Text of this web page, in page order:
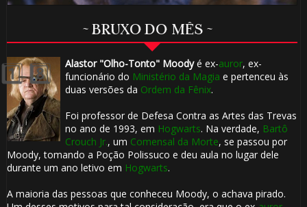
~ BRUXO DO MÊS ~
Alastor "Olho-Tonto" Moodyé ex-auror, ex-
funcionário do Ministério da Magia e pertenceu às
duas versões da Ordem da Fênix.
Foi professor de Defesa Contra as Artes das Trevas
no ano de 1993, em Hogwarts. Na verdade, Bartô
Crouch Jr., um Comensal da Morte, se passou por
Moody, tomando a Poção Polissuco e deu aula no lugar dele
durante um ano letivo em Hogwarts.
A maioria das pessoas que conheceu Moody, o achava pirado.
1️⃣